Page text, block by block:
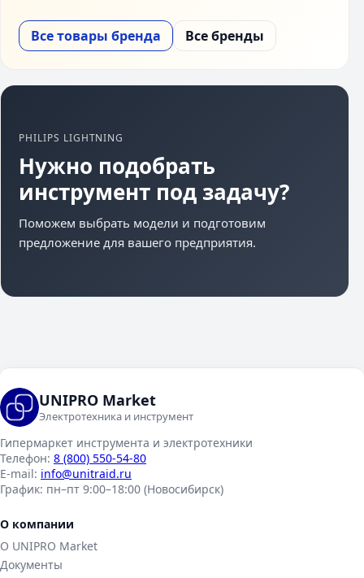
Все товары бренда Все бренды
PHILIPS LIGHTNING
Нужно подобрать
инструмент под задачу?
Поможем выбрать модели и подготовим
предложение для вашего предприятия.
UNIPRO Market
Электротехника и инструмент
Гипермаркет инструмента и электротехники
Телефон: 8 (800) 550-54-80
E-mail: info@unitraid.ru
График: пн–пт 9:00–18:00 (Новосибирск)
О компании
О UNIPRO Market
Документы